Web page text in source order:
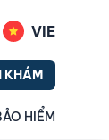
VIE
KHÁM
HIỂM